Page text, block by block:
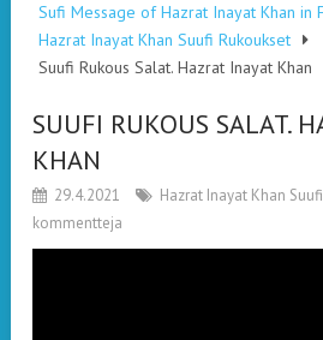
Sufi Message of Hazrat Inayat Khan in
Hazrat Inayat Khan Suufi Rukoukset
Suufi Rukous Salat. Hazrat Inayat Khan
SUUFI RUKOUS SALAT.
KHAN
29.4.2021 Hazrat Inayat Khan
kommentteja